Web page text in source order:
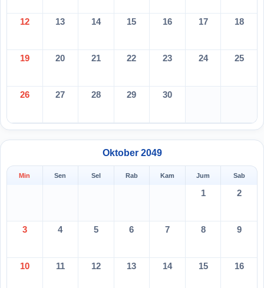
12 13 14 15 16 17 18
19 20 21 22 23 24 25
26 27 28 29 30
Oktober 2049
Min Sen Sel Rab Kam Jum Sab
1 2
3 4 5 6 7 8 9
10 11 12 13 14 15 16